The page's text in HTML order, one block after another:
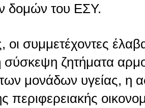
δομών του ΕΣΥ.
συμμετέχοντες
σύσκεψη ζητήματα
των μονάδων υγείας, η
περιφερειακής